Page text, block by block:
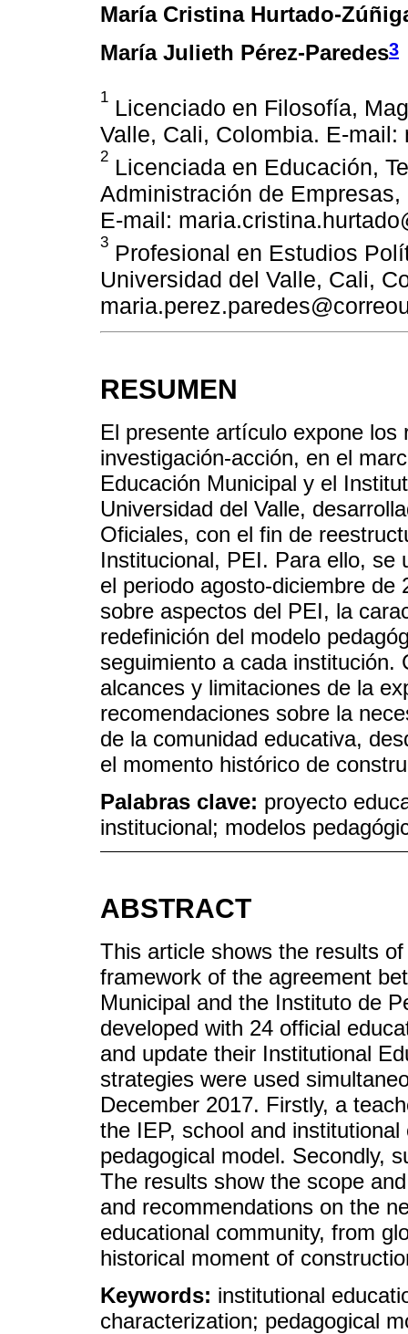
María Cristina Hurtado-
María Julieth Pérez-Paredes3
1 Licenciado en Filosofía,
Valle, Cali, Colombia. E-
2 Licenciada en Educación,
Administración de
E-mail:
3 Profesional en Estudios
Universidad del Valle, Cali,
RESUMEN
El presente artículo expone
investigación-acción, en el
Educación Municipal y el
Universidad del Valle,
Oficiales, con el fin de
Institucional, PEI. Para ello, se
el periodo agosto-diciembre
sobre aspectos del PEI, la
redefinición del modelo
seguimiento a cada institución.
alcances y limitaciones de la
recomendaciones sobre la
de la comunidad educativa,
el momento histórico de
Palabras clave: proyecto
institucional; modelos
ABSTRACT
This article shows the results
framework of the agreement
Municipal and the Instituto de
developed with 24 official
and update their Institutional
strategies were used
December 2017. Firstly, a
the IEP, school and
pedagogical model. Secondly,
The results show the scope
and recommendations on the
educational community, from
historical moment of
Keywords: institutional
characterization; pedagogical